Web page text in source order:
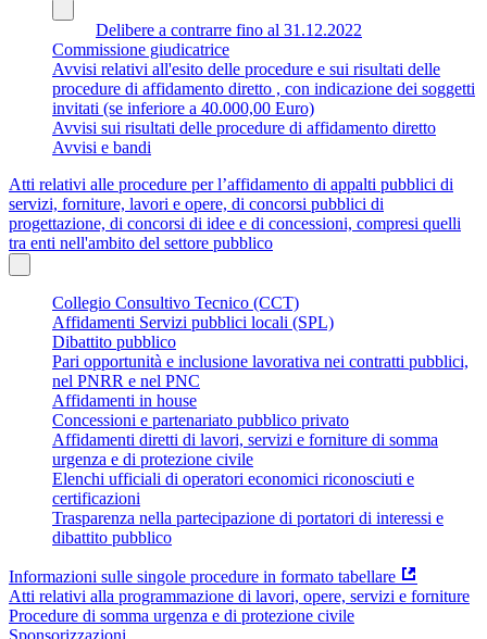
Delibere a contrarre fino al 31.12.2022
Commissione giudicatrice
Avvisi relativi all'esito delle procedure e sui risultati delle
procedure di affidamento diretto , con indicazione dei soggetti
invitati (se inferiore a 40.000,00 Euro)
Avvisi sui risultati delle procedure di affidamento diretto
Avvisi e bandi
Atti relativi alle procedure per l’affidamento di appalti pubblici di
servizi, forniture, lavori e opere, di concorsi pubblici di
progettazione, di concorsi di idee e di concessioni, compresi quelli
tra enti nell'ambito del settore pubblico
Collegio Consultivo Tecnico (CCT)
Affidamenti Servizi pubblici locali (SPL)
Dibattito pubblico
Pari opportunità e inclusione lavorativa nei contratti pubblici,
nel PNRR e nel PNC
Affidamenti in house
Concessioni e partenariato pubblico privato
Affidamenti diretti di lavori, servizi e forniture di somma
urgenza e di protezione civile
Elenchi ufficiali di operatori economici riconosciuti e
certificazioni
Trasparenza nella partecipazione di portatori di interessi e
dibattito pubblico
Informazioni sulle singole procedure in formato tabellare
Atti relativi alla programmazione di lavori, opere, servizi e forniture
Procedure di somma urgenza e di protezione civile
Sponsorizzazioni